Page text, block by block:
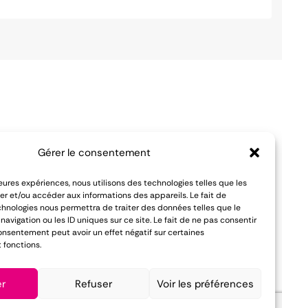
Gérer le consentement
expériences, nous utilisons des technologies telles que les
et/ou accéder aux informations des appareils. Le fait de
nous permettra de traiter des données telles que le
ou les ID uniques sur ce site. Le fait de ne pas consentir
peut avoir un effet négatif sur certaines
fonctions.
Refuser Voir les préférences
Notre équipe est à votre écoute
vendredi :
01 84 81 02 50